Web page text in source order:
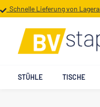
Hauptinhalt springen
Zur Suche springen
Zur Hauptnavigation
Schnelle Lieferung von
STÜHLE TISCHE